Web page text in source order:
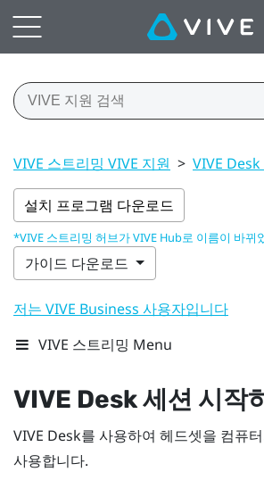
VIVE 스트리밍 VIVE 지원 > VIVE
설치 프로그램 다운로드
*VIVE 스트리밍 허브가 VIVE Hub로 이름이 바뀌
가이드 다운로드
저는 VIVE Business 사용자입니다
VIVE 스트리밍 Menu
VIVE Desk세션 시작
VIVE Desk를 사용하여 헤드셋을 컴퓨
사용합니다.